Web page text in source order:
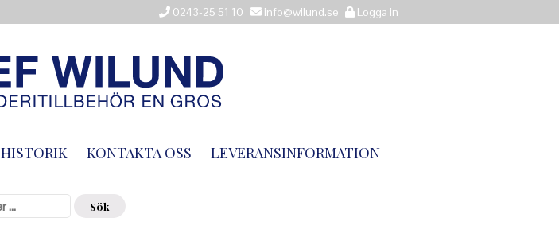
0243-25 51 10 info@wilund.se Logga in
HISTORIK KONTAKTA OSS
LEVERANSINFORMATION
Sök